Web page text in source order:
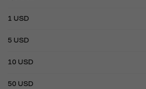
1 USD
5 USD
10 USD
50 USD